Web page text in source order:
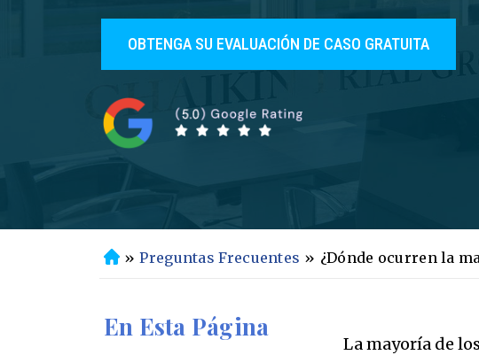
OBTENGA SU EVALUACIÓN DE CASO GRATUITA
In » Preguntas Frecuentes » ¿Dónde ocurren la
En Esta Página
La mayoría de los